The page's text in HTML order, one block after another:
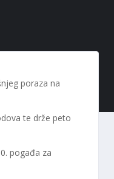
poraza na
te drže peto
pogađa za